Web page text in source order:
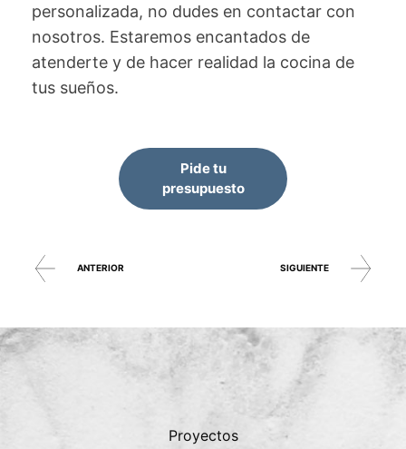
personalizada, no dudes en contactar con
nosotros. Estaremos encantados de
atenderte y de hacer realidad la cocina de
tus sueños.
Pide tu
presupuesto
ANTERIOR SIGUIENTE
Proyectos